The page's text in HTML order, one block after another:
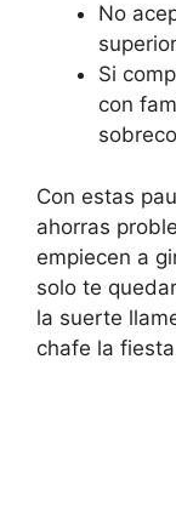
No
Si
con
Con estas
ahorras
empiecen a
solo te
la suerte
chafe la